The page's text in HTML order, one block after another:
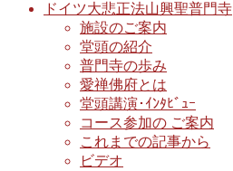
ドイツ大悲正法山興聖普門寺
施設のご案内
堂頭の紹介
普門寺の歩み
愛禅佛府とは
堂頭講演･ｲﾝﾀﾋﾞｭｰ
コース参加の ご案内
これまでの記事から
ビデオ